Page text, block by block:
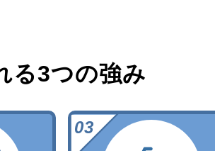
る3つの強み